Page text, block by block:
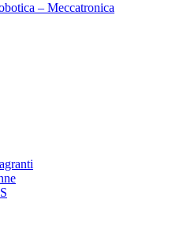
– Meccatronica